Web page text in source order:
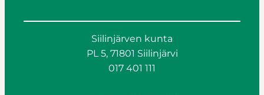
Siilinjärven kunta
PL 5, 71801 Siilinjärvi
017 401 111